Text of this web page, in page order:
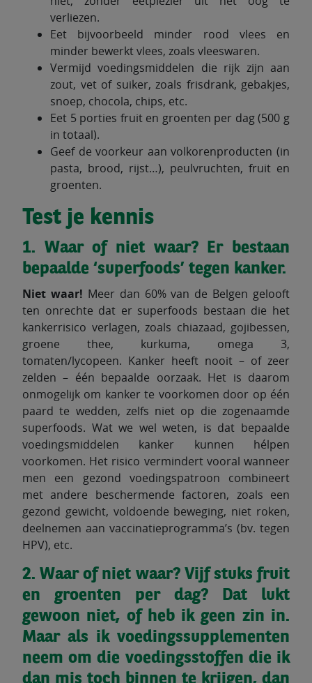
verliezen.
Eet bijvoorbeeld minder rood vlees en
minder bewerkt vlees, zoals vleeswaren.
Vermijd voedingsmiddelen die rijk zijn aan
zout, vet of suiker, zoals frisdrank, gebakjes,
snoep, chocola, chips, etc.
Eet 5 porties fruit en groenten per dag (500 g
in totaal).
Geef de voorkeur aan volkorenproducten (in
pasta, brood, rijst…), peulvruchten, fruit en
groenten.
Test je kennis
1. Waar of niet waar? Er bestaan
bepaalde ‘superfoods’ tegen kanker.
Niet waar! Meer dan 60% van de Belgen gelooft
ten onrechte dat er superfoods bestaan die het
kankerrisico verlagen, zoals chiazaad, gojibessen,
groene thee, kurkuma, omega 3,
tomaten/lycopeen. Kanker heeft nooit – of zeer
zelden – één bepaalde oorzaak. Het is daarom
onmogelijk om kanker te voorkomen door op één
paard te wedden, zelfs niet op die zogenaamde
superfoods. Wat we wel weten, is dat bepaalde
voedingsmiddelen kanker kunnen hélpen
voorkomen. Het risico vermindert vooral wanneer
men een gezond voedingspatroon combineert
met andere beschermende factoren, zoals een
gezond gewicht, voldoende beweging, niet roken,
deelnemen aan vaccinatieprogramma’s (bv. tegen
HPV), etc.
2. Waar of niet waar? Vijf stuks fruit
en groenten per dag? Dat lukt
gewoon niet, of heb ik geen zin in.
Maar als ik voedingssupplementen
neem om die voedingsstoffen die ik
dan mis toch binnen te krijgen, dan